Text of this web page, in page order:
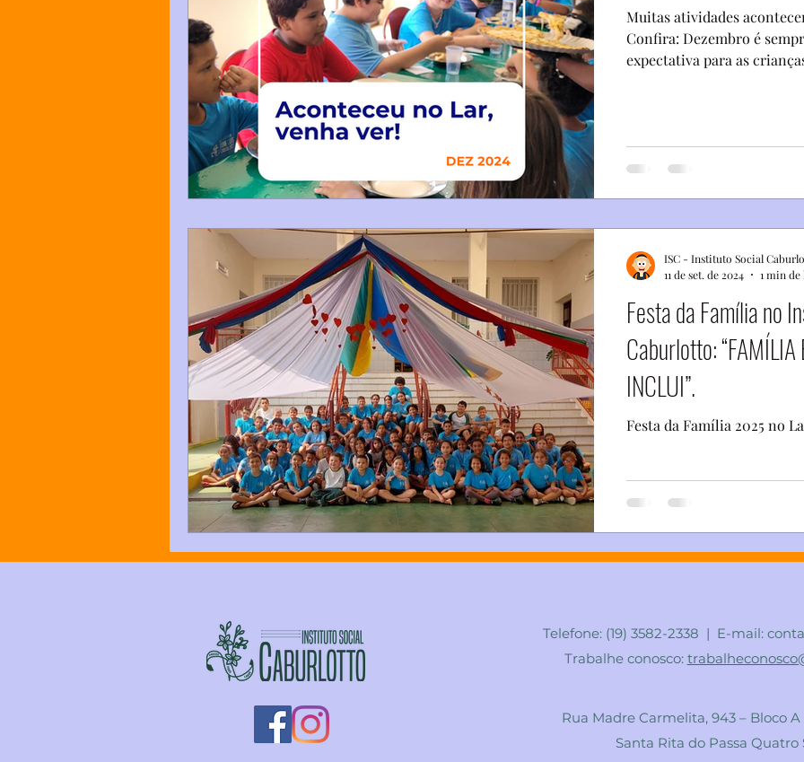
Muitas atividades
Confira: Dezembro é
expectativa para as
Festa da Família no
Caburlotto: “FAMÍLIA
INCLUI”.
Festa da Família 2025 no
ISC - Instituto Social
11 de set. de 2024
1 min
Telefone: (19) 3582-2338 | E-mail:
Trabalhe conosco:
Rua Madre Carmelita, 943 – Bloco A
Santa Rita do Passa Quatro